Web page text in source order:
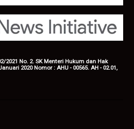
2021 No. 2. SK Menteri Hukum dan Hak
2020 Nomor : AHU - 00565. AH - 02.01,